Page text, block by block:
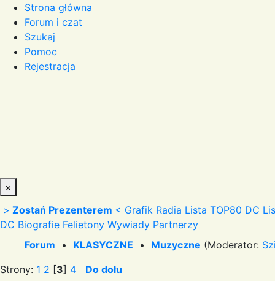
Strona główna
Forum i czat
Szukaj
Pomoc
Rejestracja
×
> Zostań Prezenterem < Grafik Radia Lista TOP80 DC
DC Biografie Felietony Wywiady Partnerzy
Forum • KLASYCZNE • Muzyczne (Moderator:
Strony: 1 2 [3] 4 Do dołu